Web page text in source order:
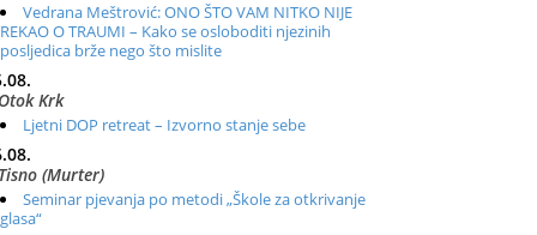
Vedrana Meštrović: ONO ŠTO VAM NITKO NIJE
REKAO O TRAUMI – Kako se osloboditi njezinih
posljedica brže nego što mislite
Otok Krk
Ljetni DOP retreat – Izvorno stanje sebe
Tisno (Murter)
Seminar pjevanja po metodi „Škole za otkrivanje
glasa“